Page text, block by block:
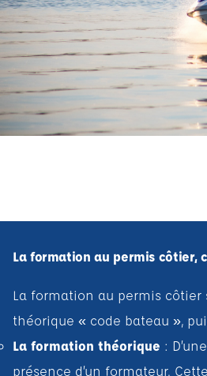
La formation au permis côtier,
La formation au permis côtier
théorique « code bateau »,
La formation théorique :
présence d’un formateur.